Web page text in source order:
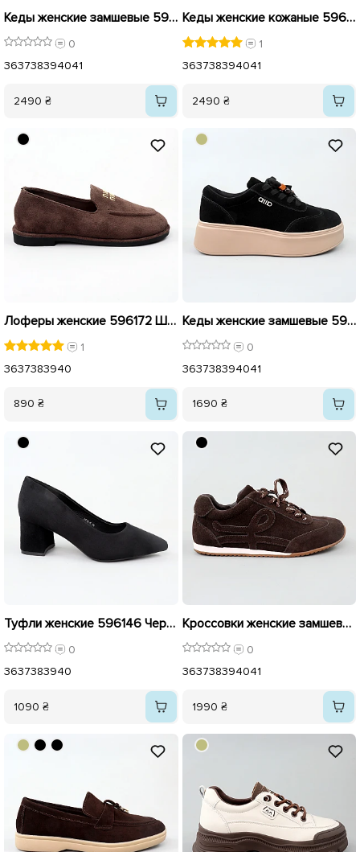
Кеды женские замшевые 596164 Шоколад
0
363738394041
2490 ₴
Кеды женские кожаные 596010 Белые
1
363738394041
2490 ₴
Лоферы женские 596172 Шоколад
1
3637383940
890 ₴
Кеды женские замшевые 596115 Черные
0
363738394041
1690 ₴
Туфли женские 596146 Черные
0
3637383940
1090 ₴
Кроссовки женские замшевые 596119 Коричневые
0
363738394041
1990 ₴